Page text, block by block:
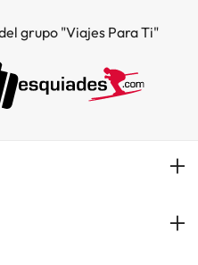
grupo "Viajes Para Ti"